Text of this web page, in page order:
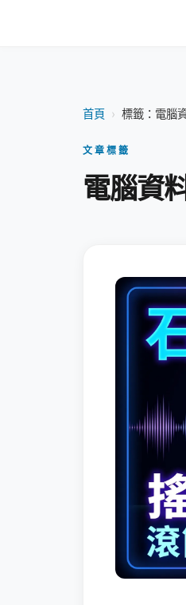
首頁 › 標籤：電腦
文章標籤
電腦資